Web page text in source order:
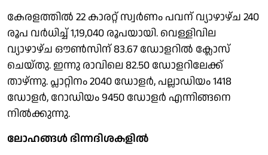
കേരളത്തിൽ 22 കാരറ്റ് സ്വർണം പവന് വ്യാഴാഴ്ച 240
രൂപ വർധിച്ച് 1,19,040 രൂപയായി. വെള്ളിവില
വ്യാഴാഴ്ച ഔൺസിന് 83.67 ഡോളറിൽ ക്ലോസ്
ചെയ്തു. ഇന്നു രാവിലെ 82.50 ഡോളറിലേക്ക്
താഴ്ന്നു. പ്ലാറ്റിനം 2040 ഡോളർ, പല്ലാഡിയം 1418
ഡോളർ, റോഡിയം 9450 ഡോളർ എന്നിങ്ങനെ
നിൽക്കുന്നു.
ലോഹങ്ങൾ ഭിന്നദിശകളിൽ